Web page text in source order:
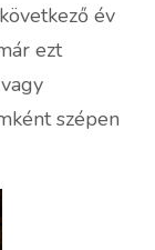
év
ezt
szépen